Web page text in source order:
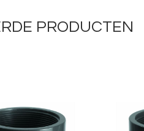
PRODUCTEN